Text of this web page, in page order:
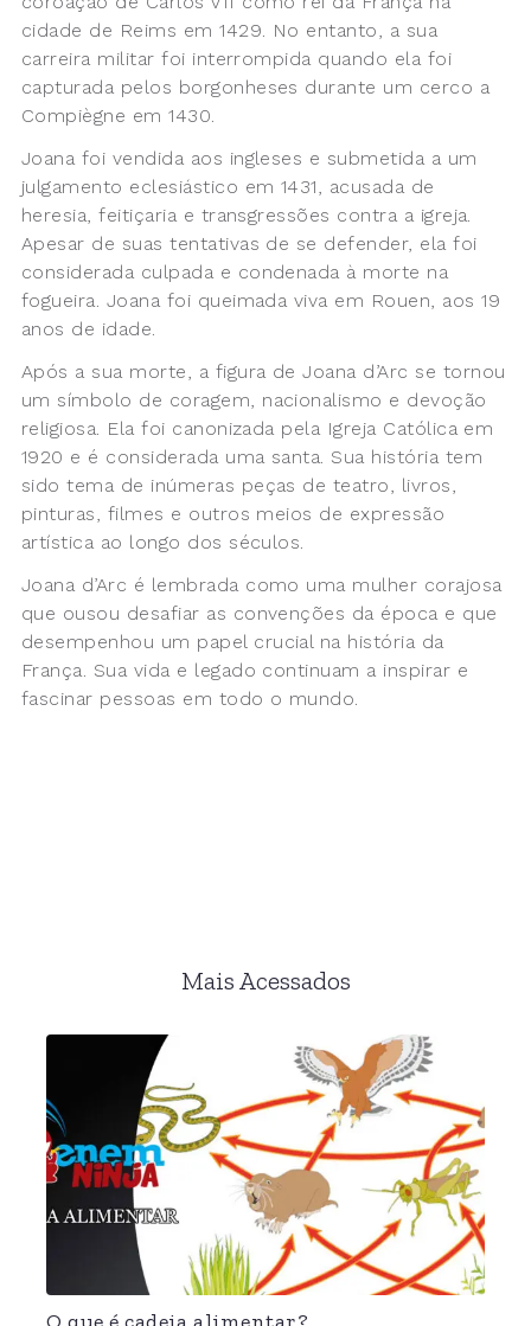
cidade de Reims em 1429. No entanto, a sua
carreira militar foi interrompida quando ela foi
capturada pelos borgonheses durante um cerco a
Compiègne em 1430.
Joana foi vendida aos ingleses e submetida a um
julgamento eclesiástico em 1431, acusada de
heresia, feitiçaria e transgressões contra a igreja.
Apesar de suas tentativas de se defender, ela foi
considerada culpada e condenada à morte na
fogueira. Joana foi queimada viva em Rouen, aos 19
anos de idade.
Após a sua morte, a figura de Joana d’Arc se tornou
um símbolo de coragem, nacionalismo e devoção
religiosa. Ela foi canonizada pela Igreja Católica em
1920 e é considerada uma santa. Sua história tem
sido tema de inúmeras peças de teatro, livros,
pinturas, filmes e outros meios de expressão
artística ao longo dos séculos.
Joana d’Arc é lembrada como uma mulher corajosa
que ousou desafiar as convenções da época e que
desempenhou um papel crucial na história da
França. Sua vida e legado continuam a inspirar e
fascinar pessoas em todo o mundo.
Mais Acessados